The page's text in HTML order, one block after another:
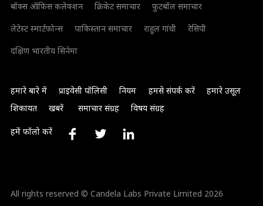
बॉक्स ऑफिस कलेक्शन
क्रिकेट समाचार
फुटबॉल समाचार
लेटेस्ट स्मार्टफोन्स
पाकिस्तान समाचार राहुल गांधी
रेसिपी
दक्षिण भारतीय सिनेमा
हमारे बारे में प्राइवेसी पॉलिसी नियम हमसे संपर्क करें
हमारे उसूल
शिकायत
खबरें समाचार संग्रह विषय संग्रह
हमें फॉलो करें
All rights reserved © Candela Labs Private Limited 2026